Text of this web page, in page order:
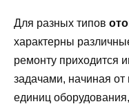
Для разных типов
характерны
ремонту приходится
задачами, начиная
единиц